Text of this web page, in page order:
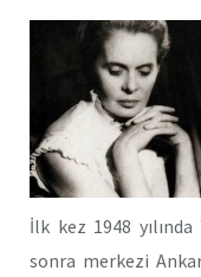
İlk kez 1948
sonra merkezi